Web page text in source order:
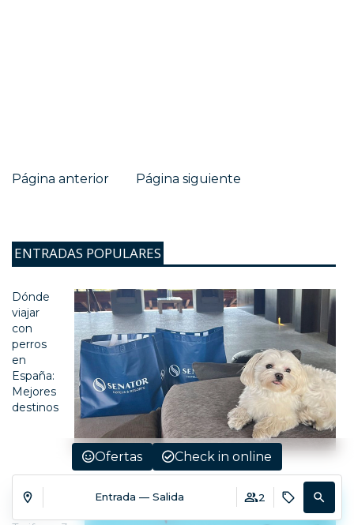
Ofertas Check in online
Entrada — Salida 2
Página anterior Página siguiente
ENTRADAS POPULARES
Dónde
viajar
con
perros
en
España:
Mejores
destinos
Qué
hacer en